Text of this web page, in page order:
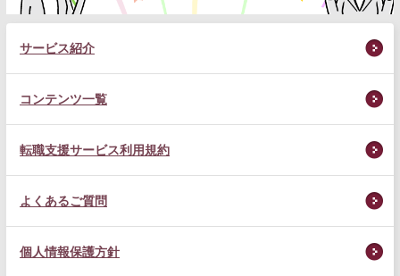
サービス紹介
コンテンツ一覧
転職支援サービス利用規約
よくあるご質問
個人情報保護方針